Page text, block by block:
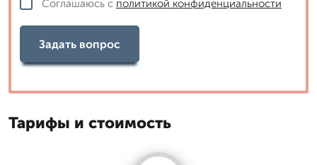
Соглашаюсь с политикой конфиденциальности
Задать вопрос
Тарифы и стоимость